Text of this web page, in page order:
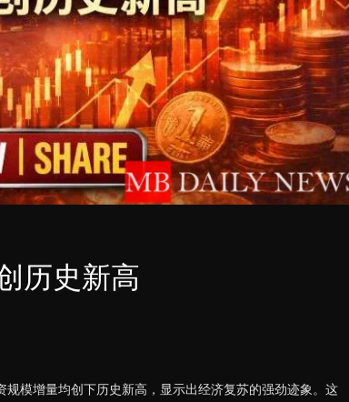
历史新高
模增量均创下历史新高，显示出经济复苏的强劲迹象。这